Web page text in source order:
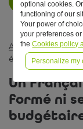
Actualités —
été formé ni
Un
formé ni
optional cookies.
functioning of our
Your power of
your preferences
theCookies policy
Personalize my